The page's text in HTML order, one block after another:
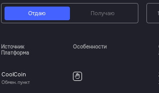
Отдаю Получаю
Источник
Платформа
Особенности
CoolCoin
Обмен. пункт